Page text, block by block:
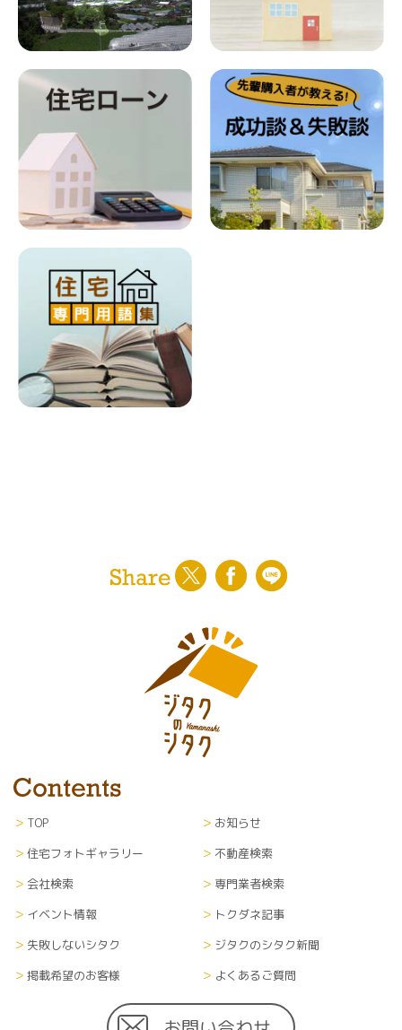
TOP
お知らせ
住宅フォトギャラリー
不動産検索
会社検索
専門業者検索
イベント情報
トクダネ記事
失敗しないシタク
ジタクのシタク新聞
掲載希望のお客様
よくあるご質問